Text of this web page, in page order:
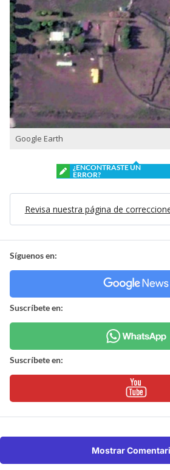
Google Earth
¿ENCONTRASTE UN
ERROR?
Revisa nuestra página de
Síguenos en:
Suscríbete en:
Suscríbete en:
Mostrar